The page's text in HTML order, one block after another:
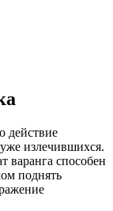
действие
излечившихся.
способен
поднять